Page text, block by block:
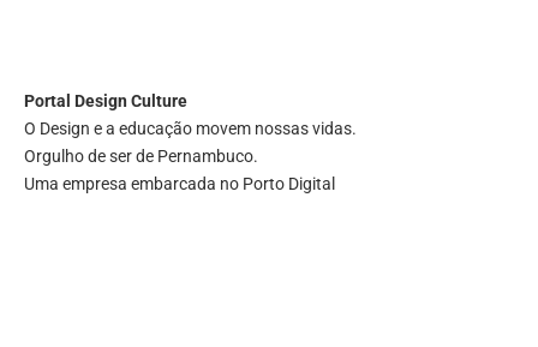
Portal Design Culture
O Design e a educação movem nossas vidas.
Orgulho de ser de Pernambuco.
Uma empresa embarcada no Porto Digital